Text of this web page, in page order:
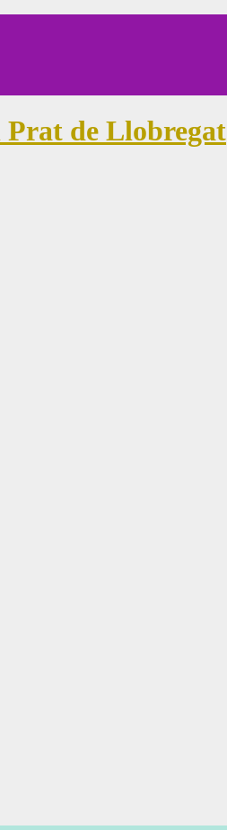
de Llobregat